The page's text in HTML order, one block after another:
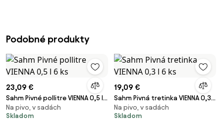
Podobné produkty
23,09 €
Sahm Pivné pollitre VIENNA 0,5 l
6 ks
Na pivo, v sadách
Skladom
19,09 €
Sahm Pivná tretinka VIENNA 0,3 l
6 ks
Na pivo, v sadách
Skladom